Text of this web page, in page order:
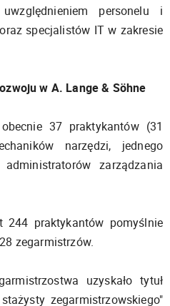
personelu i
specjalistów IT w zakresie
w A. Lange & Söhne
37 praktykantów (31
narzędzi, jednego
zarządzania
praktykantów pomyślnie
zegarmistrzów.
uzyskało tytuł
zegarmistrzowskiego"